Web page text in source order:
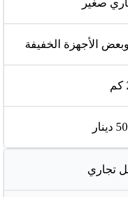
صغير
تجاري